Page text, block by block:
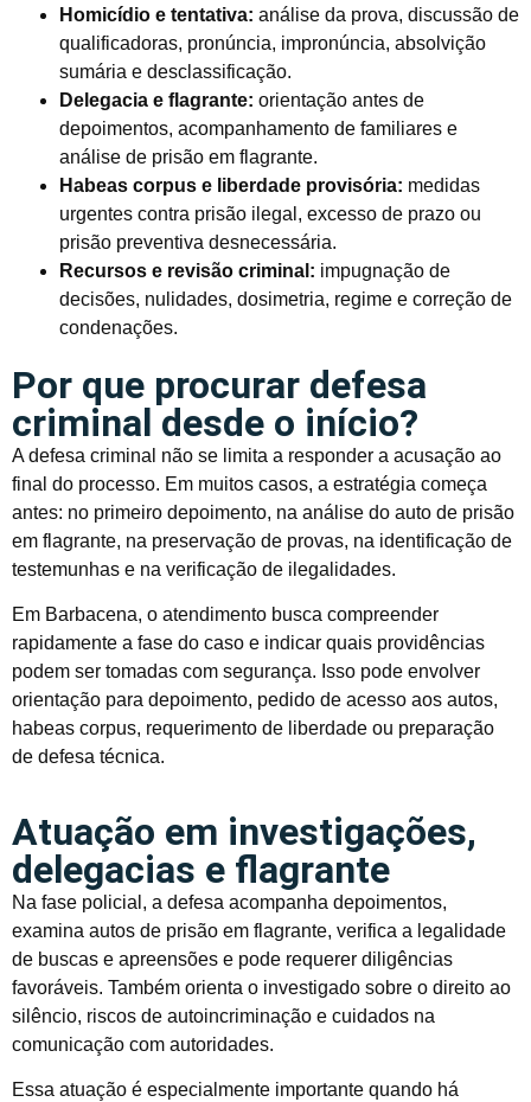
Homicídio e tentativa: análise da prova, discussão de
qualificadoras, pronúncia, impronúncia, absolvição
sumária e desclassificação.
Delegacia e flagrante: orientação antes de
depoimentos, acompanhamento de familiares e
análise de prisão em flagrante.
Habeas corpus e liberdade provisória: medidas
urgentes contra prisão ilegal, excesso de prazo ou
prisão preventiva desnecessária.
Recursos e revisão criminal: impugnação de
decisões, nulidades, dosimetria, regime e correção de
condenações.
Por que procurar defesa
criminal desde o início?
A defesa criminal não se limita a responder a acusação ao
final do processo. Em muitos casos, a estratégia começa
antes: no primeiro depoimento, na análise do auto de prisão
em flagrante, na preservação de provas, na identificação de
testemunhas e na verificação de ilegalidades.
Em Barbacena, o atendimento busca compreender
rapidamente a fase do caso e indicar quais providências
podem ser tomadas com segurança. Isso pode envolver
orientação para depoimento, pedido de acesso aos autos,
habeas corpus, requerimento de liberdade ou preparação
de defesa técnica.
Atuação em investigações,
delegacias e flagrante
Na fase policial, a defesa acompanha depoimentos,
examina autos de prisão em flagrante, verifica a legalidade
de buscas e apreensões e pode requerer diligências
favoráveis. Também orienta o investigado sobre o direito ao
silêncio, riscos de autoincriminação e cuidados na
comunicação com autoridades.
Essa atuação é especialmente importante quando há